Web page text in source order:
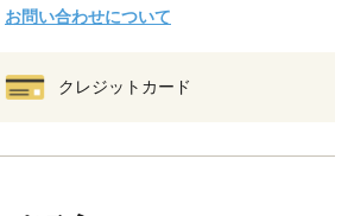
お問い合わせについて
クレジットカード